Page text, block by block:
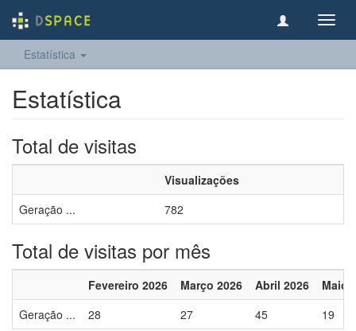
Estatística
Estatística
Total de visitas
Visualizações
Geração ...
782
Total de visitas por mês
Fevereiro 2026 Março 2026 Abril 2026
Maio
Geração ...
28 27 45 19